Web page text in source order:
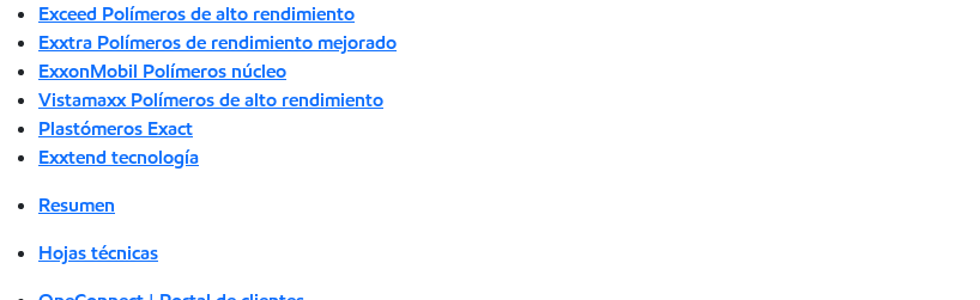
Exceed Polímeros de alto rendimiento
Exxtra Polímeros de rendimiento mejorado
ExxonMobil Polímeros núcleo
Vistamaxx Polímeros de alto rendimiento
Plastómeros Exact
Exxtend tecnología
Resumen
Hojas técnicas